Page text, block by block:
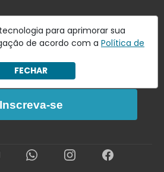
para aprimorar sua
de acordo com a Política de
FECHAR
receber notificações.
de Privacidade
Inscreva-se